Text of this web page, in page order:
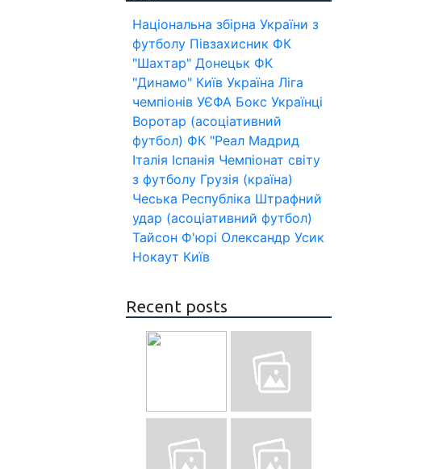
Національна збірна України з
футболу Півзахисник ФК
"Шахтар" Донецьк ФК
"Динамо" Київ Україна Ліга
чемпіонів УЄФА Бокс Українці
Воротар (асоціативний
футбол) ФК "Реал Мадрид
Італія Іспанія Чемпіонат світу
з футболу Грузія (країна)
Чеська Республіка Штрафний
удар (асоціативний футбол)
Тайсон Ф'юрі Олександр Усик
Нокаут Київ
Recent posts